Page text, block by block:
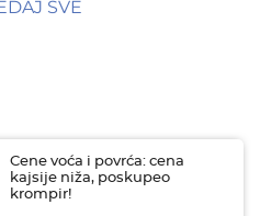
SVE
Cene voća i povrća: cena
kajsije niža, poskupeo
krompir!